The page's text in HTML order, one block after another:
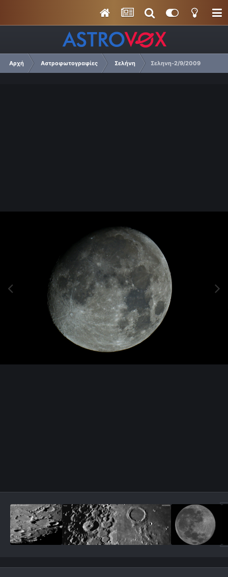
Αρχή Αστροφωτογραφίες Σελήνη Σεληνη-2/9/2009